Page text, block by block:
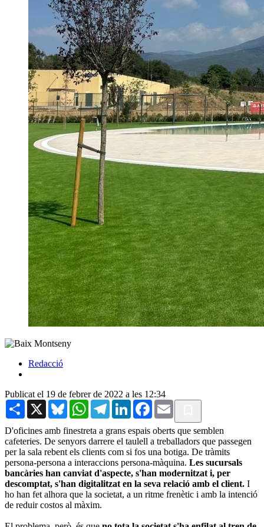
Redacció
Publicat el 19 de febrer de 2022 a les 12:34
Share X BlueskyWhatsAppTelegramLinkedInFacebook
Email
D'oficines amb finestreta a grans espais oberts que semblen
cafeteries. De senyors darrere el taulell a treballadors que passegen
per la sala rebent els clients com si fos una botiga. De tràmits
persona-persona a interaccions persona-màquina. Les sucursals
bancàries han canviat d'aspecte, s'han modernitzat i, per
descomptat, s'han digitalitzat en la seva relació amb el client. I
ho han fet alhora que la societat, a un ritme frenètic i amb la intenció
de reduir costos al màxim.